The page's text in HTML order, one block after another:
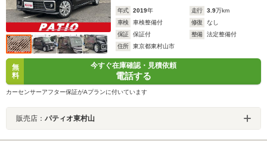
年式 2019年 走行 3.9万km
車検
車検整備付 修復
なし
保証
保証付 整備
法定整備付
住所
東京都東村山市
無
料
今すぐ在庫確認・見積依頼
電話する
カーセンサーアフター保証がAプランに付いています
販売店： パティオ東村山